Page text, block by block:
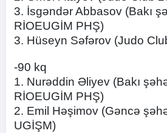
3. İsgəndər Abbasov (Bakı
RİOEUGİM PHŞ)
3. Hüseyn Səfərov (Judo
-90 kq
1. Nurəddin Əliyev (Bakı
RİOEUGİM PHŞ)
2. Emil Həşimov (Gəncə
UGİŞM)